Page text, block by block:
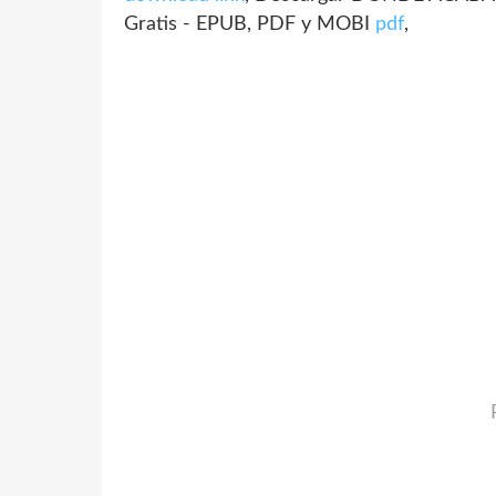
Gratis - EPUB, PDF y MOBI pdf,